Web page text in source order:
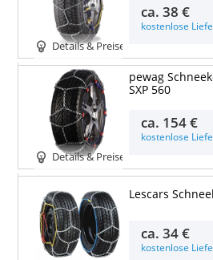
Details & Preise
ca.38 €
kostenlose
Details & Preise
pewag
SXP 560
ca. 154 €
kostenlose
Lescars
ca.34 €
kostenlose